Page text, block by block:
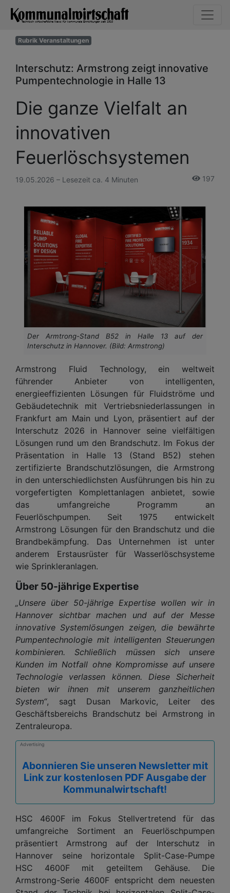
Rubrik Veranstaltungen
Interschutz: Armstrong zeigt innovative
Pumpentechnologie in Halle 13
Die ganze Vielfalt an
innovativen
Feuerlöschsystemen
19.05.2026 – Lesezeit ca. 4 Minuten 197
Der Armtrong-Stand B52 in Halle 13 auf der
Interschutz in Hannover. (Bild: Armstrong)
Armstrong Fluid Technology, ein weltweit
führender Anbieter von intelligenten,
energieeffizienten Lösungen für Fluidströme und
Gebäudetechnik mit Vertriebsniederlassungen in
Frankfurt am Main und Lyon, präsentiert auf der
Interschutz 2026 in Hannover seine vielfältigen
Lösungen rund um den Brandschutz. Im Fokus der
Präsentation in Halle 13 (Stand B52) stehen
zertifizierte Brandschutzlösungen, die Armstrong
in den unterschiedlichsten Ausführungen bis hin zu
vorgefertigten Komplettanlagen anbietet, sowie
das umfangreiche Programm an
Feuerlöschpumpen. Seit 1975 entwickelt
Armstrong Lösungen für den Brandschutz und die
Brandbekämpfung. Das Unternehmen ist unter
anderem Erstausrüster für Wasserlöschsysteme
wie Sprinkleranlagen.
Über 50-jährige Expertise
„Unsere über 50-jährige Expertise wollen wir in
Hannover sichtbar machen und auf der Messe
innovative Systemlösungen zeigen, die bewährte
Pumpentechnologie mit intelligenten Steuerungen
kombinieren. Schließlich müssen sich unsere
Kunden im Notfall ohne Kompromisse auf unsere
Technologie verlassen können. Diese Sicherheit
bieten wir ihnen mit unserem ganzheitlichen
System“, sagt Dusan Markovic, Leiter des
Geschäftsbereichs Brandschutz bei Armstrong in
Zentraleuropa.
Advertising
Abonnieren Sie unseren Newsletter mit
Link zur kostenlosen PDF Ausgabe der
Kommunalwirtschaft!
HSC 4600F im Fokus Stellvertretend für das
umfangreiche Sortiment an Feuerlöschpumpen
präsentiert Armstrong auf der Interschutz in
Hannover seine horizontale Split-Case-Pumpe
HSC 4600F mit geteiltem Gehäuse. Die
Armstrong-Serie 4600F entspricht dem neuesten